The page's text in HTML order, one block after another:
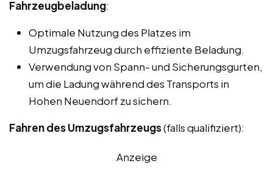
Fahrzeugbeladung:
Optimale Nutzung des Platzes im
Umzugsfahrzeug durch effiziente Beladung.
Verwendung von Spann- und Sicherungsgurten,
um die Ladung während des Transports in
Hohen Neuendorf zu sichern.
Fahren des Umzugsfahrzeugs(falls qualifiziert):
Anzeige